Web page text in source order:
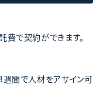
で契約ができます。
間で人材をアサイン可